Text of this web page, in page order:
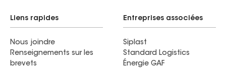
Liens rapides
Nous joindre
Renseignements sur les
brevets
Entreprises associées
Siplast
Standard Logistics
Énergie GAF